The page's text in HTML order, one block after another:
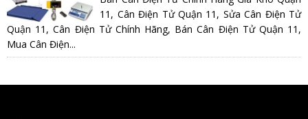
11, Cân Điện Tử Quận 11, Sửa Cân Điện Tử
Quận 11, Cân Điện Tử Chính Hãng, Bán Cân Điện Tử Quận 11,
Mua Cân Điện...